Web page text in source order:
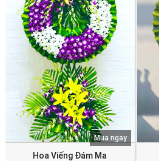
Hoa Viếng Đám Ma
Mua ngay